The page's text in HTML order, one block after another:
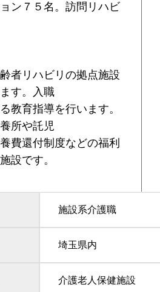
ン７５名。訪問リハビ
者リハビリの拠点施設
す。入職
教育指導を行います。
所や託児
費還付制度などの福利
設です。
施設系介護職
埼玉県内
介護老人保健施設